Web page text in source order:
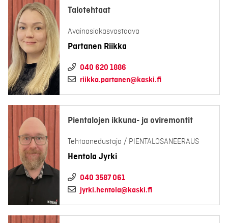
Talotehtaat
Avainasiakasvastaava
Partanen Riikka
040 620 1886
riikka.partanen@kaski.fi
Pientalojen ikkuna- ja oviremontit
Tehtaanedustaja / PIENTALOSANEERAUS
Hentola Jyrki
040 3587 061
jyrki.hentola@kaski.fi